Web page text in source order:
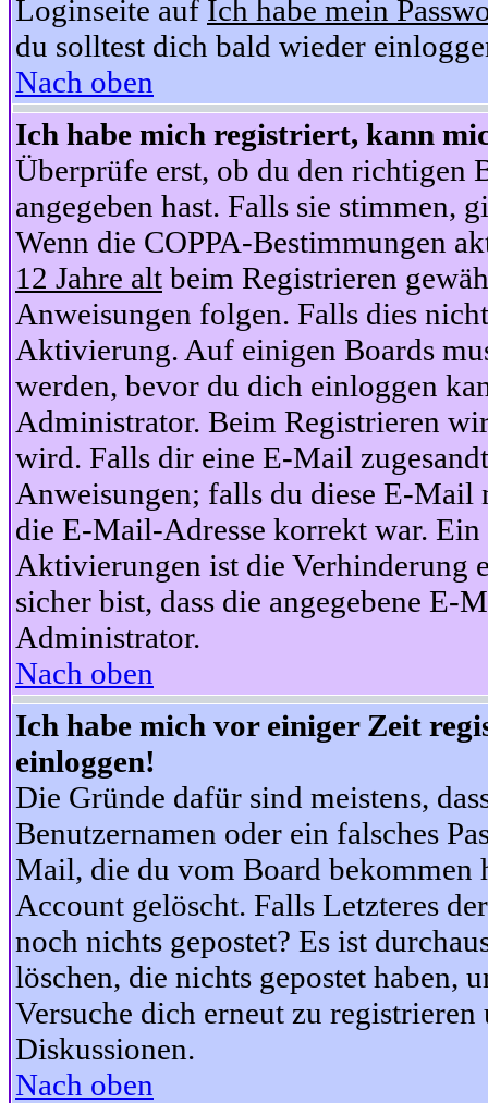
Loginseite auf Ich habe mein
du solltest dich bald wieder
Nach oben
Ich habe mich registriert, kann
Überprüfe erst, ob du den richtigen
angegeben hast. Falls sie stimmen,
Wenn die COPPA-Bestimmungen
12 Jahre alt beim Registrieren
Anweisungen folgen. Falls dies
Aktivierung. Auf einigen Boards
werden, bevor du dich einloggen
Administrator. Beim Registrieren
wird. Falls dir eine E-Mail
Anweisungen; falls du diese E-Mail
die E-Mail-Adresse korrekt war.
Aktivierungen ist die Verhinderung
sicher bist, dass die angegebene
Administrator.
Nach oben
Ich habe mich vor einiger Zeit
einloggen!
Die Gründe dafür sind meistens,
Benutzernamen oder ein falsches
Mail, die du vom Board bekommen
Account gelöscht. Falls Letzteres
noch nichts gepostet? Es ist
löschen, die nichts gepostet haben,
Versuche dich erneut zu
Diskussionen.
Nach oben